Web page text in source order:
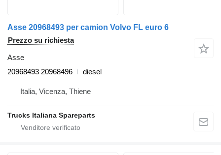
Asse 20968493 per camion Volvo FL euro 6
Prezzo su richiesta
Asse
20968493 20968496
diesel
Italia, Vicenza, Thiene
Trucks Italiana Spareparts